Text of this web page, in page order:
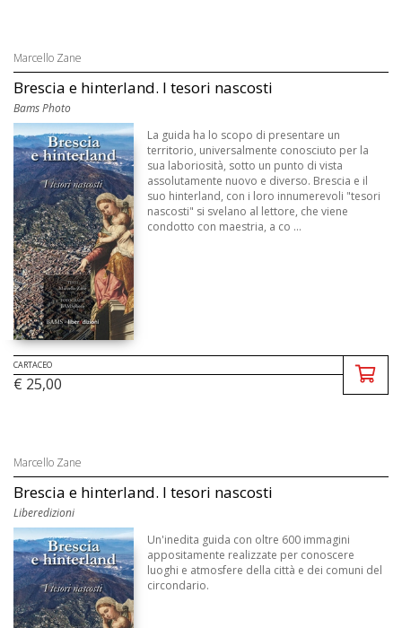
Marcello Zane
Brescia e hinterland. I tesori nascosti
Bams Photo
La guida ha lo scopo di presentare un
territorio, universalmente conosciuto per la
sua laboriosità, sotto un punto di vista
assolutamente nuovo e diverso. Brescia e il
suo hinterland, con i loro innumerevoli "tesori
nascosti" si svelano al lettore, che viene
condotto con maestria, a co ...
CARTACEO
€ 25,00
Marcello Zane
Brescia e hinterland. I tesori nascosti
Liberedizioni
Un'inedita guida con oltre 600 immagini
appositamente realizzate per conoscere
luoghi e atmosfere della città e dei comuni del
circondario.